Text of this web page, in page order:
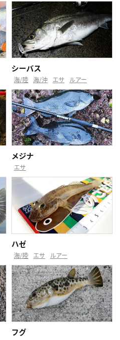
シーバス
海/陸 海/沖 エサ ルアー
メジナ
エサ
ハゼ
海/陸 エサ ルアー
フグ